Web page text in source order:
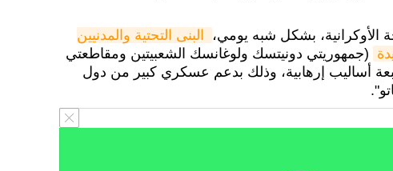
الأوكرانية، بشكل شبه يومي،
(جمهوريتي دونيتسك ولوغانسك الشعبيتين ومقاطعتي
أساليب إرهابية، وذلك بدعم عسكري كبير من دول